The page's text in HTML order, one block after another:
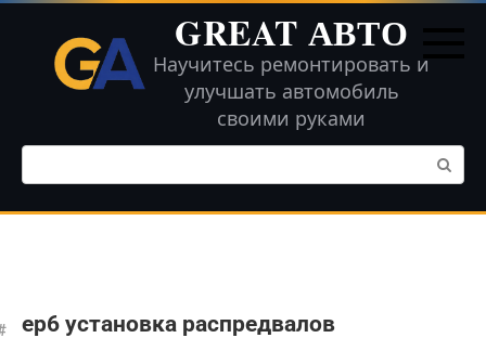
Перейти
контенту
GREAT АВТО
Научитесь ремонтировать и
улучшать автомобиль
своими руками
Поиск:
ер6 установка распредвалов